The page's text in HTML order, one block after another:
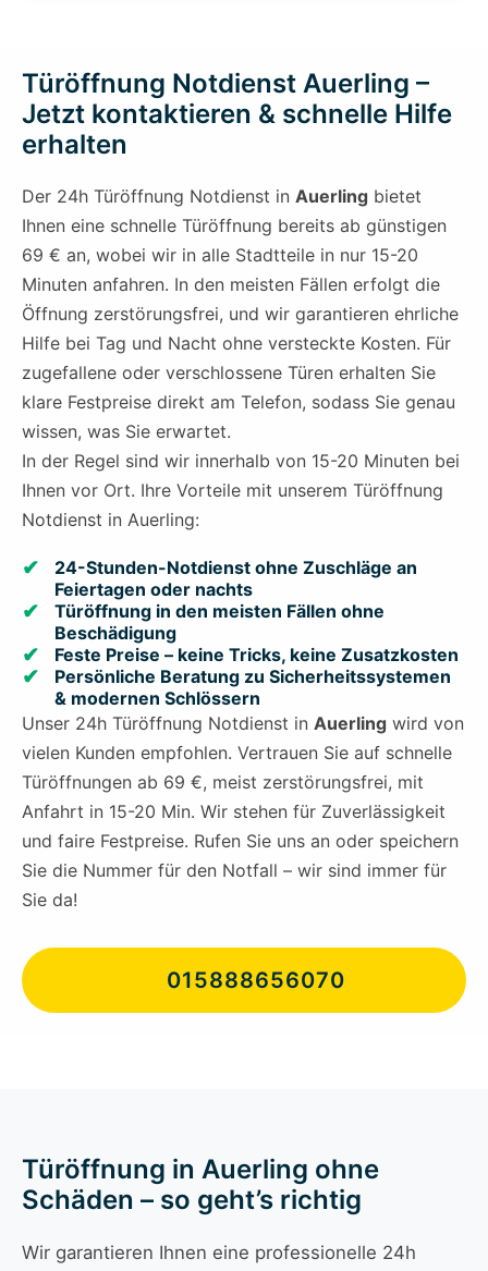
Türöffnung Notdienst Auerling –
Jetzt kontaktieren & schnelle Hilfe
erhalten
Der 24h Türöffnung Notdienst in Auerling bietet
Ihnen eine schnelle Türöffnung bereits ab günstigen
69 € an, wobei wir in alle Stadtteile in nur 15-20
Minuten anfahren. In den meisten Fällen erfolgt die
Öffnung zerstörungsfrei, und wir garantieren ehrliche
Hilfe bei Tag und Nacht ohne versteckte Kosten. Für
zugefallene oder verschlossene Türen erhalten Sie
klare Festpreise direkt am Telefon, sodass Sie genau
wissen, was Sie erwartet.
In der Regel sind wir innerhalb von 15-20 Minuten bei
Ihnen vor Ort. Ihre Vorteile mit unserem Türöffnung
Notdienst in Auerling:
24-Stunden-Notdienst ohne Zuschläge an
Feiertagen oder nachts
Türöffnung in den meisten Fällen ohne
Beschädigung
Feste Preise – keine Tricks, keine Zusatzkosten
Persönliche Beratung zu Sicherheitssystemen
& modernen Schlössern
Unser 24h Türöffnung Notdienst in Auerling wird von
vielen Kunden empfohlen. Vertrauen Sie auf schnelle
Türöffnungen ab 69 €, meist zerstörungsfrei, mit
Anfahrt in 15-20 Min. Wir stehen für Zuverlässigkeit
und faire Festpreise. Rufen Sie uns an oder speichern
Sie die Nummer für den Notfall – wir sind immer für
Sie da!
015888656070
Türöffnung in Auerling ohne
Schäden – so geht’s richtig
Wir garantieren Ihnen eine professionelle 24h